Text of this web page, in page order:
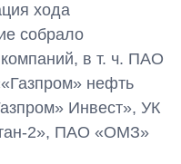
хода
собрало
в т. ч. ПАО
нефть
Инвест», УК
2», ПАО «ОМЗ»